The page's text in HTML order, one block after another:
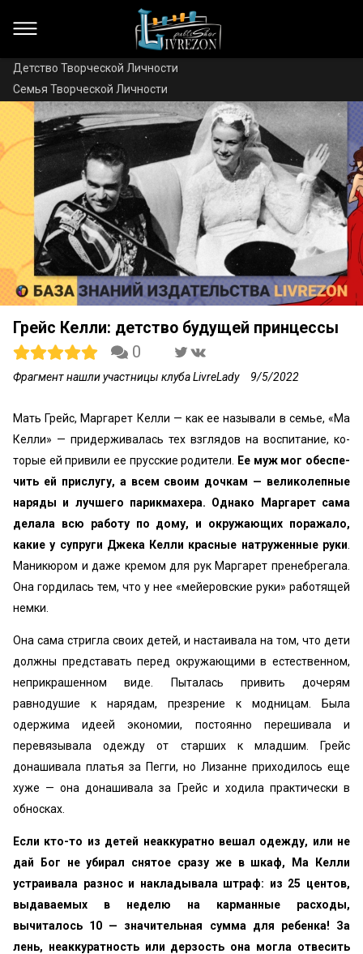
Детство Творческой Личности
Семья Творческой Личности
Грейс Келли: детство будущей принцессы
0
Фрагмент нашли участницы клуба LivreLady 9/5/2022
Мать Грейс, Маргарет Келли — как ее называли в семье, «Ма
Келли» — придерживалась тех взглядов на воспитание, ко­
торые ей привили ее прусские родители.
Ее муж мог обеспе­
чить ей прислугу, а всем своим дочкам — великолепные
наряды и лучшего парикмахера. Однако Маргарет сама
делала всю ра­боту по дому, и окружающих поражало,
какие у супруги Джека Келли красные натруженные руки
Маникюром и даже кремом для рук Маргарет пренебрегала.
Она гордилась тем, что у нее «мейеровские руки» работящей
немки.
Она сама стригла своих детей, и настаивала на том, что дети
должны представать перед окружающими в естественном,
неприкрашенном виде. Пыта­лась привить дочерям
равнодушие к нарядам, презрение к модницам. Была
одержима идеей экономии, постоянно перешивала и
перевязывала одежду от старших к младшим. Грейс
донашива­ла платья за Пегги, но Лизанне приходилось еще
хуже — она до­нашивала за Грейс и ходила практически в
обносках.
Если кто-то из детей неаккуратно вешал одежду, или не
дай Бог не убирал снятое сразу же в шкаф, Ма Келли
устраивала разнос и накладывала штраф: из 25 центов,
выдаваемых в неделю на карман­ные расходы,
вычиталось 10 — значительная сумма для ребен­ка! За
лень, неаккуратность или дерзость она могла отвесить